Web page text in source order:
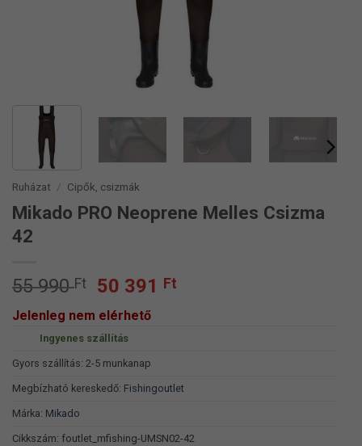
Ruházat / Cipők, csizmák
Mikado PRO Neoprene Melles Csizma
42
55 990Ft
Original
price
was:
55
990 Ft.
50 391 Ft
Jelenleg nem elérhető
Ingyenes szállítás
Gyors szállítás: 2-5 munkanap
Megbízható kereskedő: Fishingoutlet
Márka: Mikado
Cikkszám: foutlet_mfishing-UMSN02-42